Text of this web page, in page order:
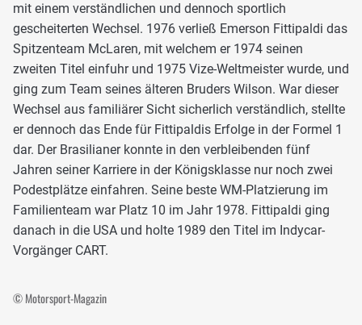
mit einem verständlichen und dennoch sportlich
gescheiterten Wechsel. 1976 verließ Emerson Fittipaldi das
Spitzenteam McLaren, mit welchem er 1974 seinen
zweiten Titel einfuhr und 1975 Vize-Weltmeister wurde, und
ging zum Team seines älteren Bruders Wilson. War dieser
Wechsel aus familiärer Sicht sicherlich verständlich, stellte
er dennoch das Ende für Fittipaldis Erfolge in der Formel 1
dar. Der Brasilianer konnte in den verbleibenden fünf
Jahren seiner Karriere in der Königsklasse nur noch zwei
Podestplätze einfahren. Seine beste WM-Platzierung im
Familienteam war Platz 10 im Jahr 1978. Fittipaldi ging
danach in die USA und holte 1989 den Titel im Indycar-
Vorgänger CART.
© Motorsport-Magazin